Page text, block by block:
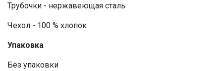
Трубочки - нержавеющая сталь
Чехол - 100 % хлопок
Упаковка
Без упаковки